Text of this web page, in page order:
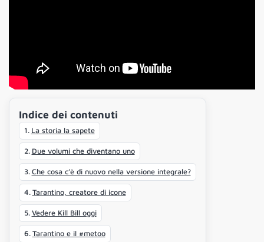
Indice dei contenuti
La storia la sapete
Due volumi che diventano uno
Che cosa c’è di nuovo nella versione integrale?
Tarantino, creatore di icone
Vedere Kill Bill oggi
Tarantino e il #metoo